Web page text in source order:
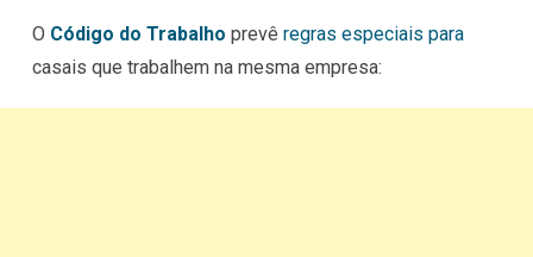
O Código do Trabalho prevê regras especiais para
casais que trabalhem na mesma empresa: